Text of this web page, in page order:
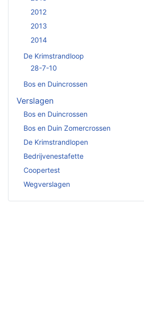
2012
2013
2014
De Krimstrandloop
28-7-10
Bos en Duincrossen
Verslagen
Bos en Duincrossen
Bos en Duin Zomercrossen
De Krimstrandlopen
Bedrijvenestafette
Coopertest
Wegverslagen